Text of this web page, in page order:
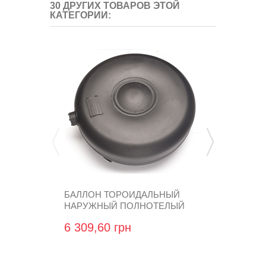
30 ДРУГИХ ТОВАРОВ ЭТОЙ
КАТЕГОРИИ:
БАЛЛОН ТОРОИДАЛЬНЫЙ
НАРУЖНЫЙ ПОЛНОТЕЛЫЙ
6 309,60 грн